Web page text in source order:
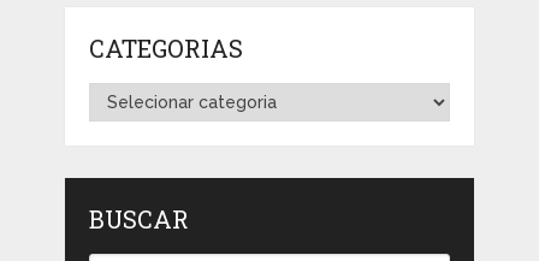
CATEGORIAS
Categorias
BUSCAR